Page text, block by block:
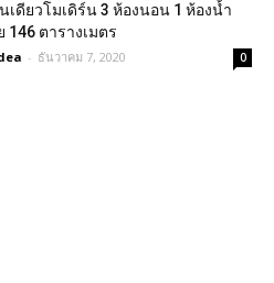
ดียวโมเดิร์น 3 ห้องนอน 1 ห้องน้ำ
ตารางเมตร
- ธันวาคม 7, 2020 0